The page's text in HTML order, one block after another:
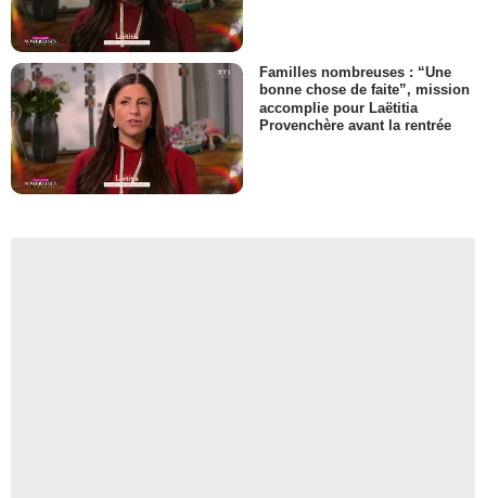
Familles nombreuses : “Une
bonne chose de faite”, mission
accomplie pour Laëtitia
Provenchère avant la rentrée